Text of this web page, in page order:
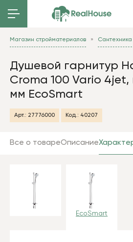
Магазин стройматериалов Сантехника
Душевой гарнитур
Croma 100 Vario
мм EcoSmart
Арт.: 27776000 Код.: 40207
Все о товареОписание
EcoSmart